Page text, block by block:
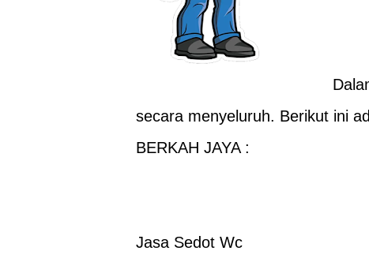
secara menyeluruh. Berikut ini
BERKAH JAYA :
Jasa Sedot Wc